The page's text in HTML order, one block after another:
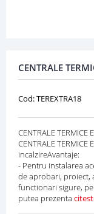
CENTRALE
Cod: TEREXTRA18
CENTRALE TERMICE
CENTRALE TERMICE
incalzireAvantaje:
- Pentru instalarea
de aprobari, proiect,
functionari sigure,
putea prezenta